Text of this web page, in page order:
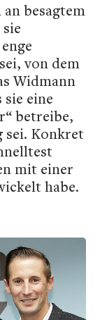
besagtem
von dem
Widmann
eine
betreibe,
sei. Konkret
mit einer
habe.